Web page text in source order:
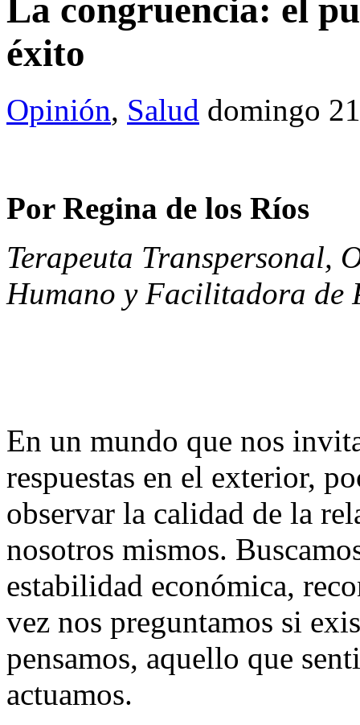
La congruencia: el
éxito
Opinión, Salud domingo
Por Regina de los Ríos
Terapeuta Transpersonal,
Humano y Facilitadora de
En un mundo que nos
respuestas en el exterior,
observar la calidad de la
nosotros mismos.
estabilidad económica,
vez nos preguntamos si
pensamos, aquello que
actuamos.